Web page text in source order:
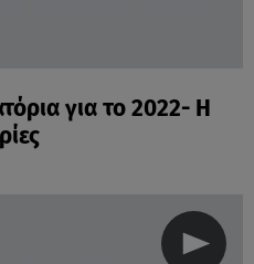
για το 2022- Η